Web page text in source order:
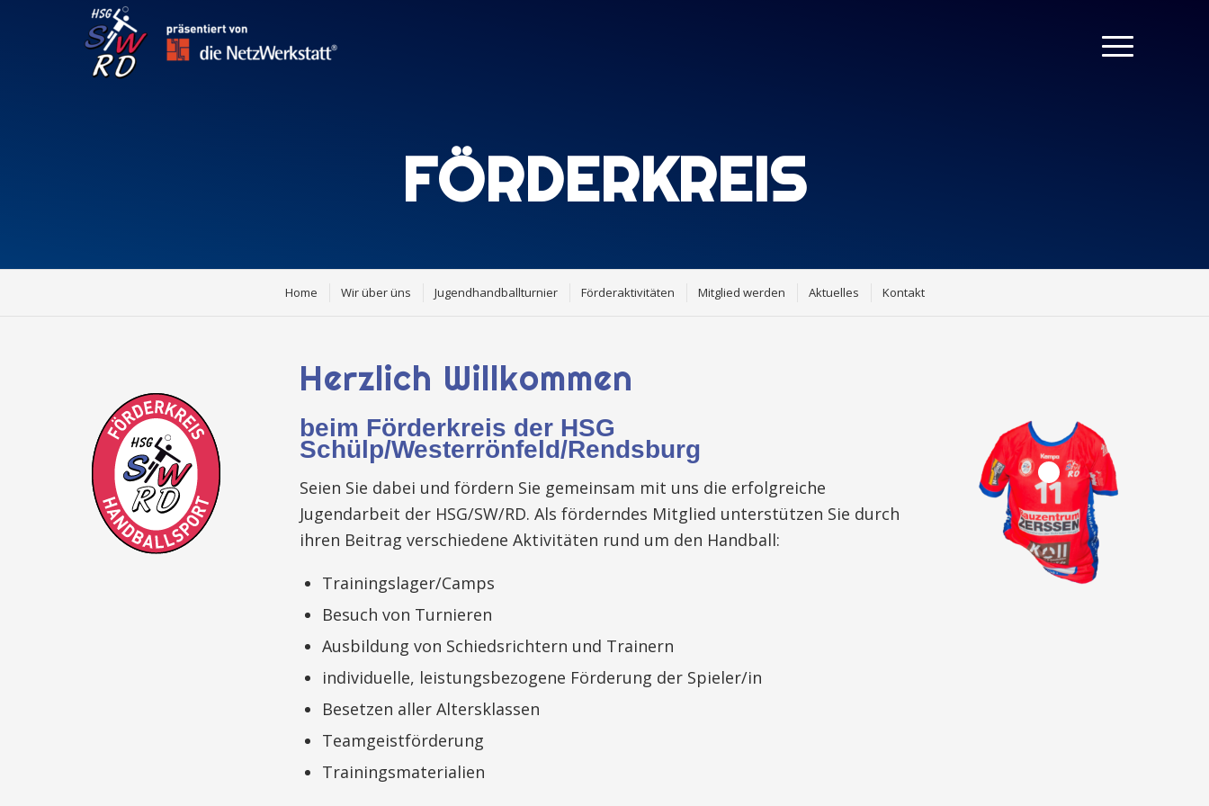
FÖRDERKREIS
Home Wir über üns Jugendhandballturnier Förderaktivitäten Mitglied werden Aktuelles Kontakt
Herzlich Willkommen
beim Förderkreis der HSG
Schülp/Westerrönfeld/Rendsburg
Seien Sie dabei und fördern Sie gemeinsam mit uns die erfolgreiche
Jugendarbeit der HSG/SW/RD. Als förderndes Mitglied unterstützen Sie durch
ihren Beitrag verschiedene Aktivitäten rund um den Handball:
Trainingslager/Camps
Besuch von Turnieren
Ausbildung von Schiedsrichtern und Trainern
individuelle, leistungsbezogene Förderung der Spieler/in
Besetzen aller Altersklassen
Teamgeistförderung
Trainingsmaterialien
1